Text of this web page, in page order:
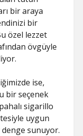
bir araya
bir
özel lezzet
övgüyle
ise,
bir seçenek
sigarillo
uygun
sunuyor.